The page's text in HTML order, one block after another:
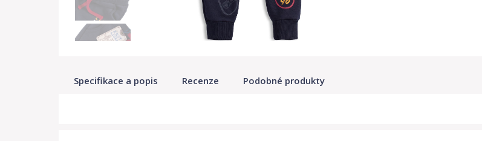
Specifikace a popis Recenze Podobné produkty